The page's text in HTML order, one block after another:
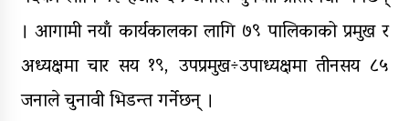
। आगामी नयाँ कार्यकालका लागि ७९ पालिकाको प्रमुख र
अध्यक्षमा चार सय १९, उपप्रमुख÷उपाध्यक्षमा तीनसय ८५
जनाले चुनावी भिडन्त गर्नेछन् ।